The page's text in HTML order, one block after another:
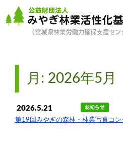
月: 2026年5月
2026.5.21
第19回みやぎの森林・林業写真コ